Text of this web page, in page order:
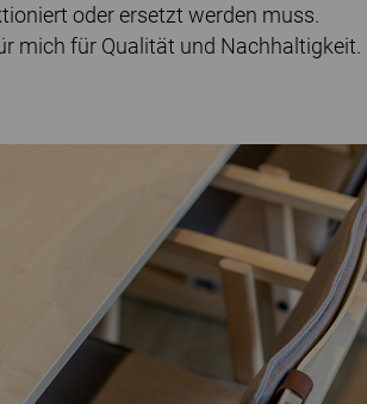
oder ersetzt werden muss.
mich für Qualität und Nachhaltigkeit.